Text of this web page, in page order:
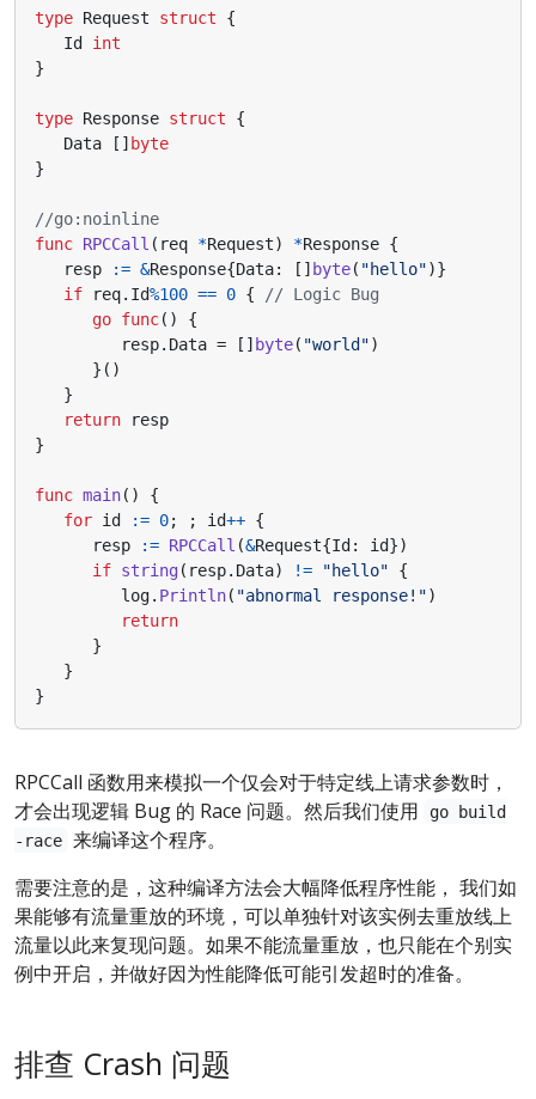
type Request struct
{
Id int
}
type Response struct
{
Data
[]byte
}
//go:noinline
func RPCCall ( req *Request) *Response {
resp
:= &Response{Data: []byte( "hello")}
if
req. Id%100 == 0 {
// Logic Bug
go func()
{
resp. Data = []byte( "world")
}()
}
return
resp
}
func main()
{
for id := 0; ; id++ {
resp
:= RPCCall (&Request{Id: id})
if string( resp. Data) != "hello"
{
log. Println( "abnormal response!")
return
}
}
}
RPCCall 函数用来模拟一个仅会对于特定线上请求参数时，
才会出现逻辑 Bug 的 Race 问题。然后我们使用
go build
-race 来编译这个程序。
需要注意的是，这种编译方法会大幅降低程序性能， 我们如
果能够有流量重放的环境，可以单独针对该实例去重放线上
流量以此来复现问题。如果不能流量重放，也只能在个别实
例中开启，并做好因为性能降低可能引发超时的准备。
排查 Crash 问题